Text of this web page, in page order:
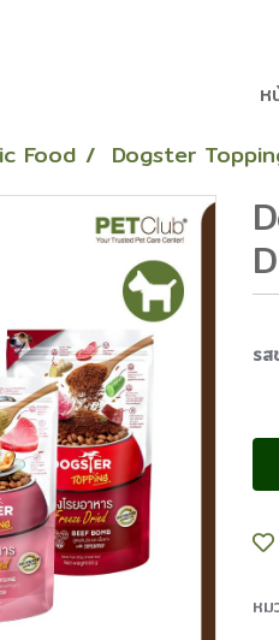
ห
Food Dogster
รส
หม